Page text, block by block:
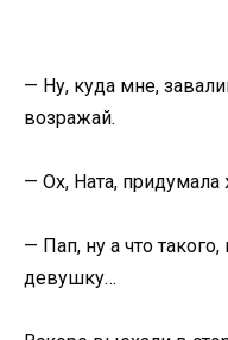
— Ну, куда мне,
возражай.
— Ох, Ната,
— Пап, ну а что
девушку…